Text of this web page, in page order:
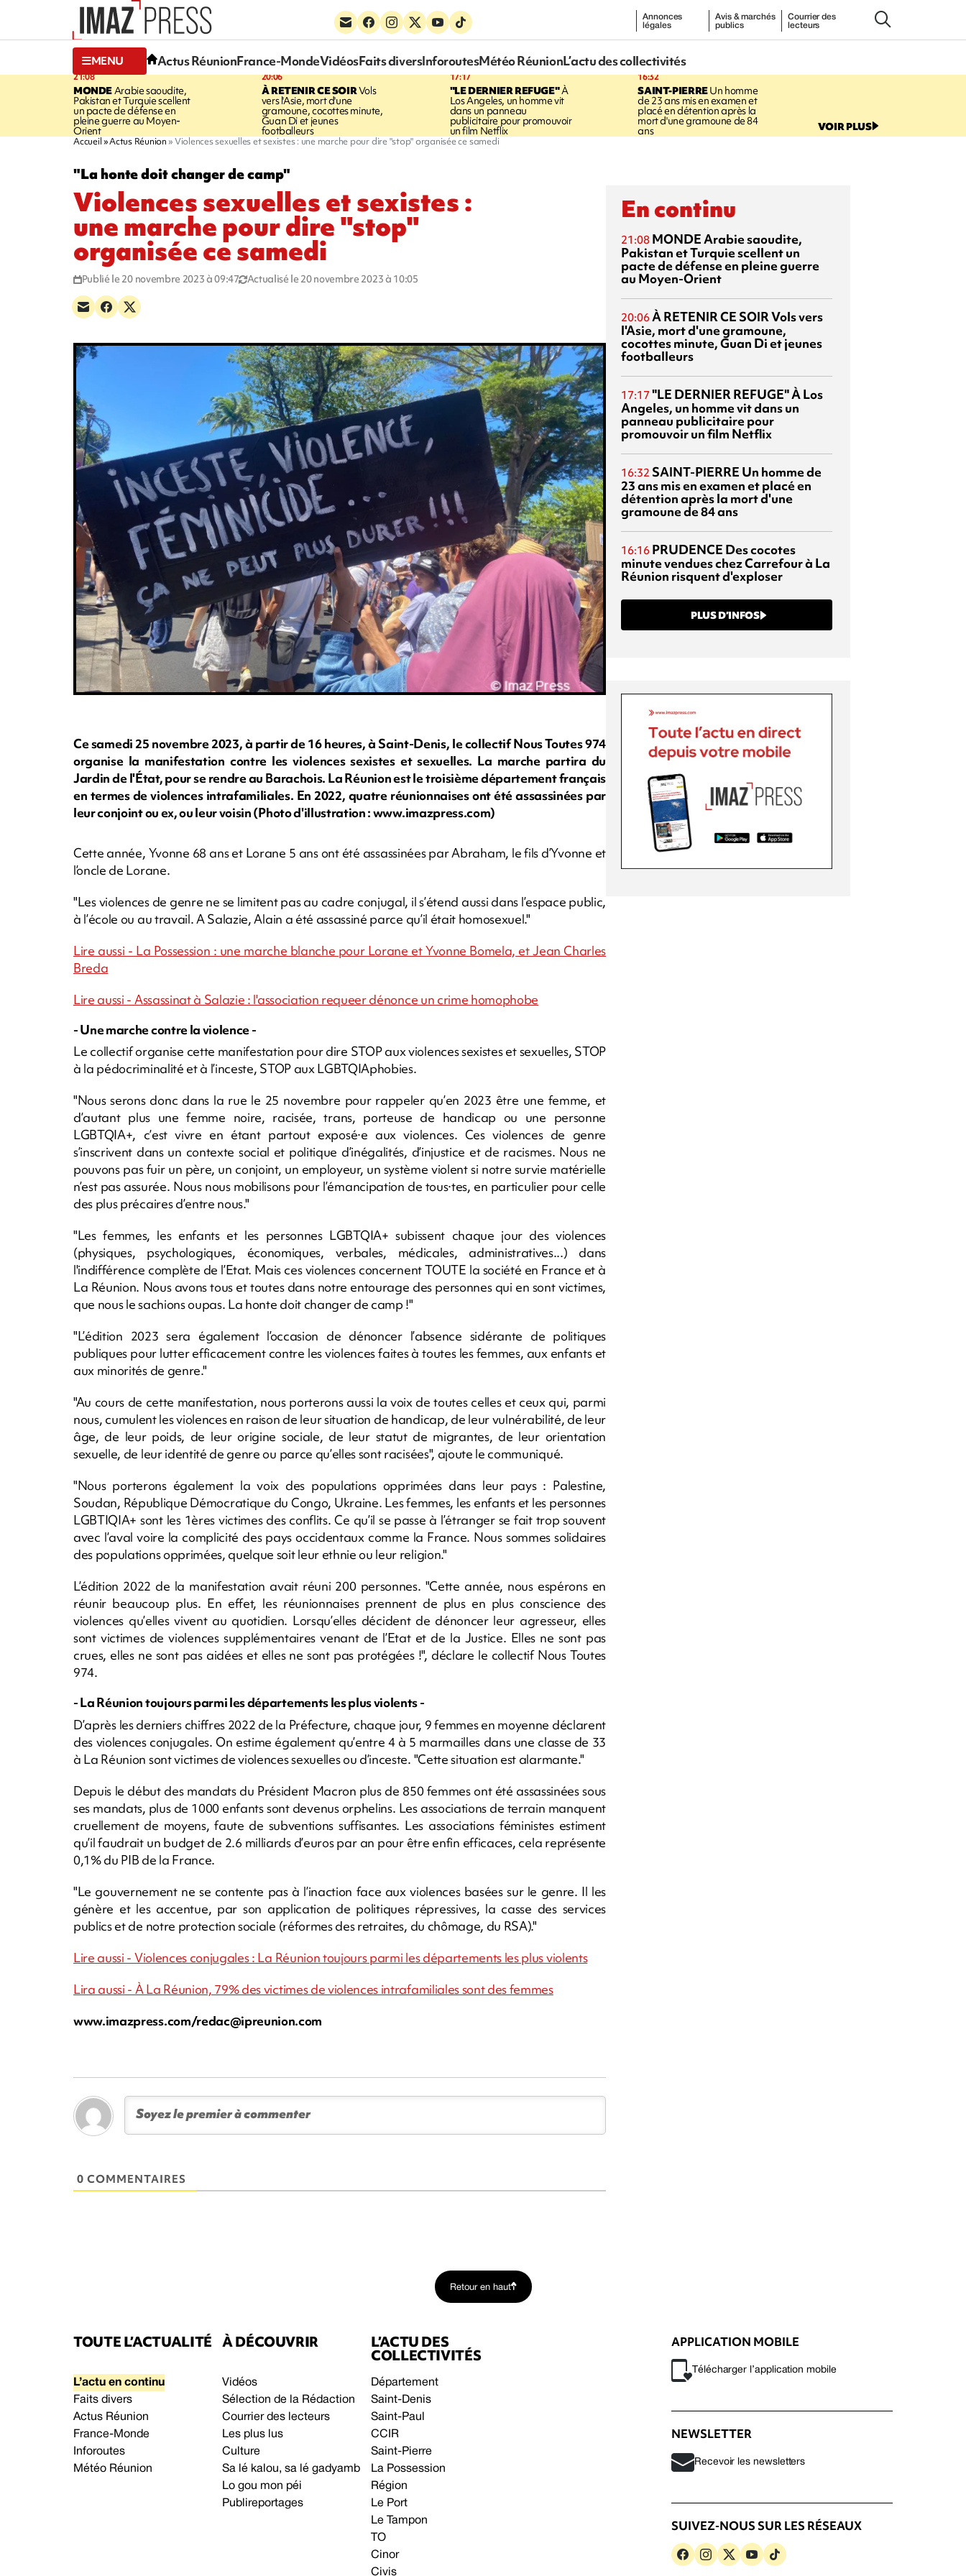
Annonces
légales
Avis & marchés
publics
Courrier des
lecteurs
MENU Actus RéunionFrance-MondeVidéosFaits diversInforoutesMétéo RéunionL’actu des collectivités
21:08
MONDE Arabie saoudite,
Pakistan et Turquie scellent
un pacte de défense en
pleine guerre au Moyen-
Orient
20:06
À RETENIR CE SOIRVols
vers l'Asie, mort d'une
gramoune, cocottes minute,
Guan Di et jeunes
footballeurs
17:17
"LE DERNIER REFUGE"À
Los Angeles, un homme vit
dans un panneau
publicitaire pour promouvoir
un film Netflix
16:32
SAINT-PIERREUn homme
de 23 ans mis en examen et
placé en détention après la
mort d'une gramoune de 84
ans VOIR PLUS
Accueil Actus Réunion Violences sexuelles et sexistes : une marche pour dire "stop" organisée ce samedi
"La honte doit changer de camp"
Violences sexuelles et sexistes :
une marche pour dire "stop"
organisée ce samedi
Publié le 20 novembre 2023 à 09:47 Actualisé le 20 novembre 2023 à 10:05
Ce samedi 25 novembre 2023, à partir de 16 heures, à Saint-Denis, le collectif Nous Toutes 974
organise la manifestation contre les violences sexistes et sexuelles. La marche partira du
Jardin de l'État, pour se rendre au Barachois. La Réunion est le troisième département français
en termes de violences intrafamiliales. En 2022, quatre réunionnaises ont été assassinées par
leur conjoint ou ex, ou leur voisin (Photo d'illustration : www.imazpress.com)
Cette année, Yvonne 68 ans et Lorane 5 ans ont été assassinées par Abraham, le fils d’Yvonne et
l’oncle de Lorane.
"Les violences de genre ne se limitent pas au cadre conjugal, il s’étend aussi dans l’espace public,
à l’école ou au travail. A Salazie, Alain a été assassiné parce qu’il était homosexuel."
Lire aussi - La Possession : une marche blanche pour Lorane et Yvonne Bomela, et Jean Charles
Breda
Lire aussi - Assassinat à Salazie : l'association requeer dénonce un crime homophobe
- Une marche contre la violence -
Le collectif organise cette manifestation pour dire STOP aux violences sexistes et sexuelles, STOP
à la pédocriminalité et à l’inceste, STOP aux LGBTQIAphobies.
"Nous serons donc dans la rue le 25 novembre pour rappeler qu’en 2023 être une femme, et
d’autant plus une femme noire, racisée, trans, porteuse de handicap ou une personne
LGBTQIA+, c’est vivre en étant partout exposé·e aux violences. Ces violences de genre
s’inscrivent dans un contexte social et politique d’inégalités, d’injustice et de racismes. Nous ne
pouvons pas fuir un père, un conjoint, un employeur, un système violent si notre survie matérielle
n’est pas assurée. Nous nous mobilisons pour l’émancipation de tous·tes, en particulier pour celle
des plus précaires d’entre nous."
"Les femmes, les enfants et les personnes LGBTQIA+ subissent chaque jour des violences
(physiques, psychologiques, économiques, verbales, médicales, administratives...) dans
l'indifférence complète de l’Etat. Mais ces violences concernent TOUTE la société en France et à
La Réunion. Nous avons tous et toutes dans notre entourage des personnes qui en sont victimes,
que nous le sachions oupas. La honte doit changer de camp !"
"L’édition 2023 sera également l’occasion de dénoncer l’absence sidérante de politiques
publiques pour lutter efficacement contre les violences faites à toutes les femmes, aux enfants et
aux minorités de genre."
"Au cours de cette manifestation, nous porterons aussi la voix de toutes celles et ceux qui, parmi
nous, cumulent les violences en raison de leur situation de handicap, de leur vulnérabilité, de leur
âge, de leur poids, de leur origine sociale, de leur statut de migrantes, de leur orientation
sexuelle, de leur identité de genre ou parce qu’elles sont racisées", ajoute le communiqué.
"Nous porterons également la voix des populations opprimées dans leur pays : Palestine,
Soudan, République Démocratique du Congo, Ukraine. Les femmes, les enfants et les personnes
LGBTIQIA+ sont les 1ères victimes des conflits. Ce qu’il se passe à l’étranger se fait trop souvent
avec l’aval voire la complicité des pays occidentaux comme la France. Nous sommes solidaires
des populations opprimées, quelque soit leur ethnie ou leur religion."
L’édition 2022 de la manifestation avait réuni 200 personnes. "Cette année, nous espérons en
réunir beaucoup plus. En effet, les réunionnaises prennent de plus en plus conscience des
violences qu’elles vivent au quotidien. Lorsqu’elles décident de dénoncer leur agresseur, elles
sont victimes de violences supplémentaires venant de l’Etat et de la Justice. Elles ne sont pas
crues, elles ne sont pas aidées et elles ne sont pas protégées !", déclare le collectif Nous Toutes
974.
- La Réunion toujours parmi les départements les plus violents -
D’après les derniers chiffres 2022 de la Préfecture, chaque jour, 9 femmes en moyenne déclarent
des violences conjugales. On estime également qu’entre 4 à 5 marmailles dans une classe de 33
à La Réunion sont victimes de violences sexuelles ou d’inceste. "Cette situation est alarmante."
Depuis le début des mandats du Président Macron plus de 850 femmes ont été assassinées sous
ses mandats, plus de 1000 enfants sont devenus orphelins. Les associations de terrain manquent
cruellement de moyens, faute de subventions suffisantes. Les associations féministes estiment
qu’il faudrait un budget de 2.6 milliards d’euros par an pour être enfin efficaces, cela représente
0,1% du PIB de la France.
"Le gouvernement ne se contente pas à l’inaction face aux violences basées sur le genre. Il les
génère et les accentue, par son application de politiques répressives, la casse des services
publics et de notre protection sociale (réformes des retraites, du chômage, du RSA)."
Lire aussi - Violences conjugales : La Réunion toujours parmi les départements les plus violents
Lira aussi - À La Réunion, 79% des victimes de violences intrafamiliales sont des femmes
www.imazpress.com/redac@ipreunion.com
0 COMMENTAIRES
En continu
21:08 MONDEArabie saoudite,
Pakistan et Turquie scellent un
pacte de défense en pleine guerre
au Moyen-Orient
20:06À RETENIR CE SOIRVols vers
l'Asie, mort d'une gramoune,
cocottes minute, Guan Di et jeunes
footballeurs
17:17 "LE DERNIER REFUGE"À Los
Angeles, un homme vit dans un
panneau publicitaire pour
promouvoir un film Netflix
16:32 SAINT-PIERRE Un homme de
23 ans mis en examen et placé en
détention après la mort d'une
gramoune de 84 ans
16:16 PRUDENCE Des cocotes
minute vendues chez Carrefour à La
Réunion risquent d'exploser
PLUS D’INFOS
Retour en haut
TOUTE L’ACTUALITÉ
L’actu en continu
Faits divers
Actus Réunion
France-Monde
Inforoutes
Météo Réunion
À DÉCOUVRIR
Vidéos
Sélection de la Rédaction
Courrier des lecteurs
Les plus lus
Culture
Sa lé kalou, sa lé gadyamb
Lo gou mon péi
Publireportages
L’ACTU DES
COLLECTIVITÉS
Département
Saint-Denis
Saint-Paul
CCIR
Saint-Pierre
La Possession
Région
Le Port
Le Tampon
TO
Cinor
Civis
APPLICATION MOBILE
Télécharger l’application mobile
NEWSLETTER
Recevoir les newsletters
SUIVEZ-NOUS SUR LES RÉSEAUX